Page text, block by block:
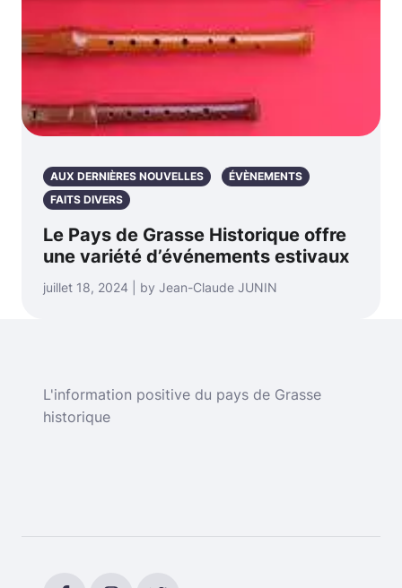
AUX DERNIÈRES NOUVELLES
ÉVÈNEMENTS
FAITS DIVERS
Le Pays de Grasse Historique offre
une variété d’événements estivaux
juillet 18, 2024 | by Jean-Claude JUNIN
L'information positive du pays de Grasse
historique